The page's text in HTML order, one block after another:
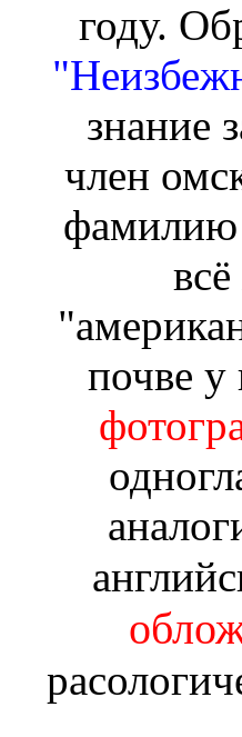
году.
знание
член
фамилию
почве у